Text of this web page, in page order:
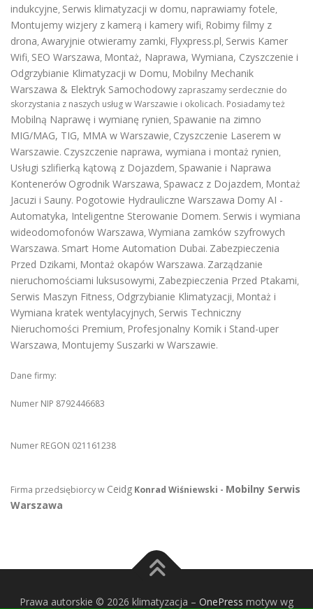
indukcyjne, Serwis klimatyzacji w domu, naprawiamy fotele,
Montujemy wizjery z kamerą i kamery wifi, Robimy filmy z
drona, Awaryjnie otwieramy zamki, Flyxpress.pl, Serwis Kamer
Wifi, SEO Warszawa, Montaż, Naprawa, Wymiana, Czyszczenie i
Odgrzybianie Klimatyzacji w Domu, Mobilny Mechanik
Warszawa & Elektryk Samochodowy zapraszamy serdecznie do
skorzystania z naszych usług w Warszawie i okolicach. Posiadamy też
Mobilną Naprawę i wymianę rynien, Spawanie na zimno
MIG/MAG, TIG, MMA w Warszawie, Czyszczenie Laserem w
Warszawie. Czyszczenie naprawa, wymiana i montaż rynien,
Usługi szlifierką kątową z Dojazdem, Spawanie i Naprawa
Kontenerów Ogrodnik Warszawa, Spawacz z Dojazdem, Montaż
Jacuzi i Sauny. Pogotowie Hydrauliczne Warszawa Domy AI -
Automatyka, Inteligentne Sterowanie Domem. Serwis i wymiana
wideodomofonów Warszawa, Wymiana zamków szyfrowych
Warszawa. Smart Home Automation Dubai. Zabezpieczenia
Przed Dzikami, Montaż okapów Warszawa. Zarządzanie
nieruchomościami luksusowymi, Zabezpieczenia Przed Ptakami,
Serwis Maszyn Fitness, Odgrzybianie Klimatyzacji, Montaż i
Wymiana kratek wentylacyjnych, Serwis Techniczny
Nieruchomości Premium, Profesjonalny Komik i Stand-uper
Warszawa, Montujemy Suszarki w Warszawie.
Dane firmy:
Numer NIP 8792446683
Numer REGON 021161238
Firma przedsiębiorcy w Ceidg Konrad Wiśniewski - Mobilny Serwis
Warszawa
Prawa autorskie © 2026 klimatyzacja – OnePress motyw wg